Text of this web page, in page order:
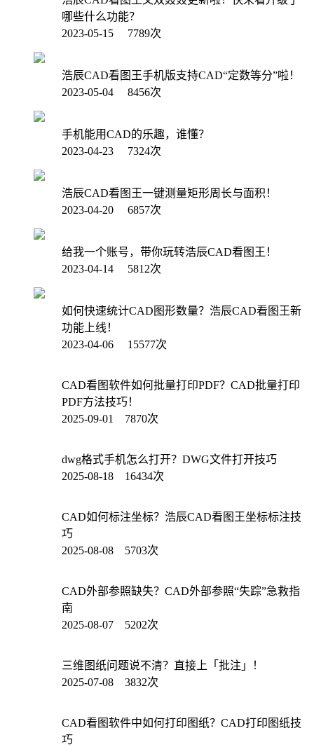
哪些什么功能？
2023-05-15 7789次
浩辰CAD看图王手机版支持CAD“定数等分”啦！
2023-05-04 8456次
手机能用CAD的乐趣，谁懂？
2023-04-23 7324次
浩辰CAD看图王一键测量矩形周长与面积！
2023-04-20 6857次
给我一个账号，带你玩转浩辰CAD看图王！
2023-04-14 5812次
如何快速统计CAD图形数量？浩辰CAD看图王新
功能上线！
2023-04-06 15577次
CAD看图软件如何批量打印PDF？CAD批量打印
PDF方法技巧！
2025-09-01 7870次
dwg格式手机怎么打开？DWG文件打开技巧
2025-08-18 16434次
CAD如何标注坐标？浩辰CAD看图王坐标标注技
巧
2025-08-08 5703次
CAD外部参照缺失？CAD外部参照“失踪”急救指
南
2025-08-07 5202次
三维图纸问题说不清？直接上「批注」！
2025-07-08 3832次
CAD看图软件中如何打印图纸？CAD打印图纸技
巧